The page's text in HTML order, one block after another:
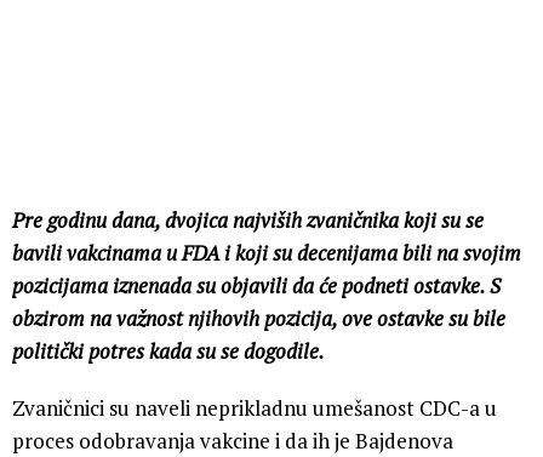
Pre godinu dana, dvojica najviših zvaničnika koji su se
bavili vakcinama u FDA i koji su decenijama bili na svojim
pozicijama iznenada su objavili da će podneti ostavke. S
obzirom na važnost njihovih pozicija, ove ostavke su bile
politički potres kada su se dogodile.
Zvaničnici su naveli neprikladnu umešanost CDC-a u
proces odobravanja vakcine i da ih je Bajdenova